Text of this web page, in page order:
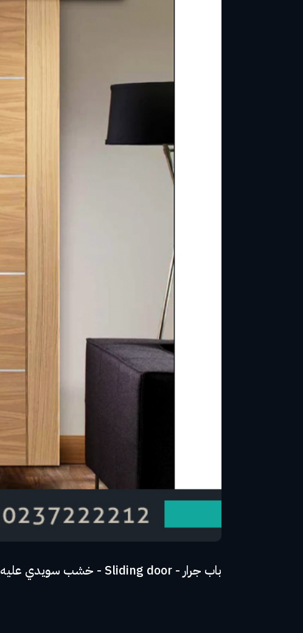
باب جرار - Sliding door - خشب سويدي عليه طبقة HPL المانى - مجرة ايطالى مستخبية - ضمان 10 اعوام